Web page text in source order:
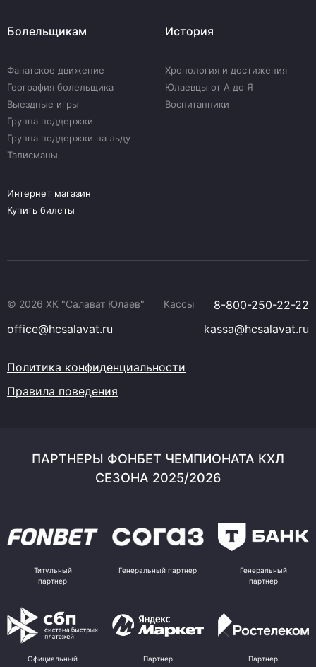
Болельщикам
Фанатское движение
География болельщика
Выездные игры
Группа поддержки
Группа поддержки на льду
Талисманы
История
Хронология и достижения
Юлаевцы от А до Я
Воспитанники
Интернет магазин
Купить билеты
© 2026 ХК "Салават Юлаев" Кассы
8-800-250-22-22
office@hcsalavat.ru
kassa@hcsalavat.ru
Политика конфиденциальности
Правила поведения
ПАРТНЕРЫ ФОНБЕТ ЧЕМПИОНАТА КХЛ
СЕЗОНА 2025/2026
Титульный
партнер
Генеральный партнер
Генеральный
партнер
Официальный
Партнер Партнер